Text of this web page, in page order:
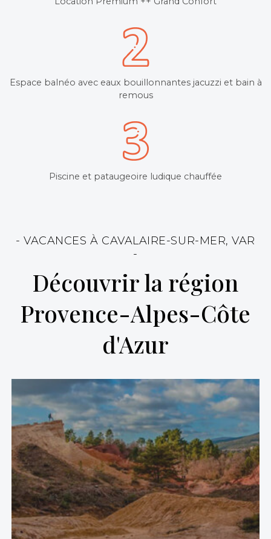
Espace balnéo avec eaux bouillonnantes jacuzzi et bain à
remous
Piscine et pataugeoire ludique chauffée
- VACANCES À CAVALAIRE-SUR-MER, VAR
-
Découvrir la région
Provence-Alpes-Côte
d'Azur